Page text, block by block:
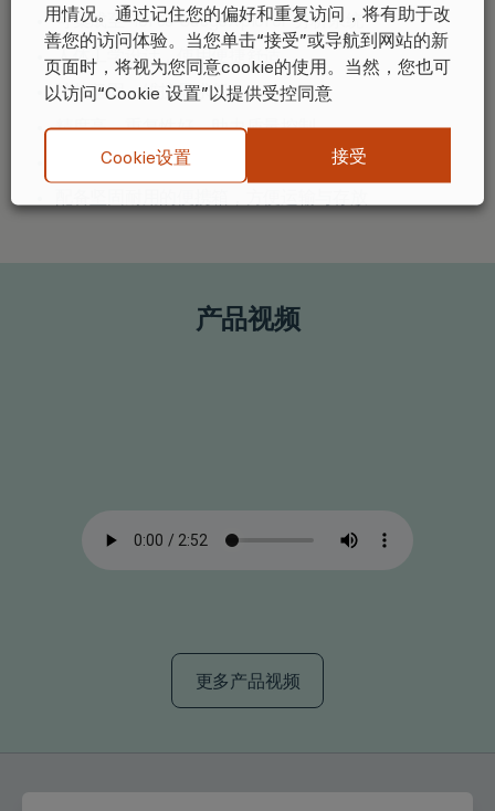
可集成至 Torus GaugeXplorer 分析系统
人体工学设计，使用便捷舒适
结构坚固，维护需求低
精度高、重复性好，助力质量控制
测量精度达 ±0.03 mm
产品视频
更多产品视频
用情况。通过记住您的偏好和重复访问，将有助于改
善您的访问体验。当您单击“接受”或导航到网站的新
页面时，将视为您同意cookie的使用。当然，您也可
以访问“Cookie 设置”以提供受控同意
Cookie设置 接受